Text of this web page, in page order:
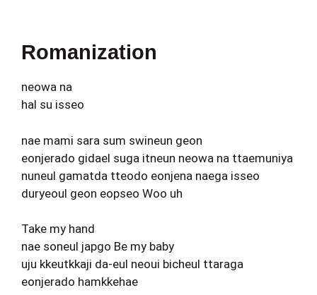
Romanization
neowa na
hal su isseo
nae mami sara sum swineun geon
eonjerado gidael suga itneun neowa na ttaemuniya
nuneul gamatda tteodo eonjena naega isseo
duryeoul geon eopseo Woo uh
Take my hand
nae soneul japgo Be my baby
uju kkeutkkaji da-eul neoui bicheul ttaraga
eonjerado hamkkehae